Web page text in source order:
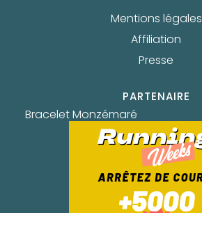
Mentions légales
Affiliation
Presse
PARTENAIRE
Bracelet Monzémaré